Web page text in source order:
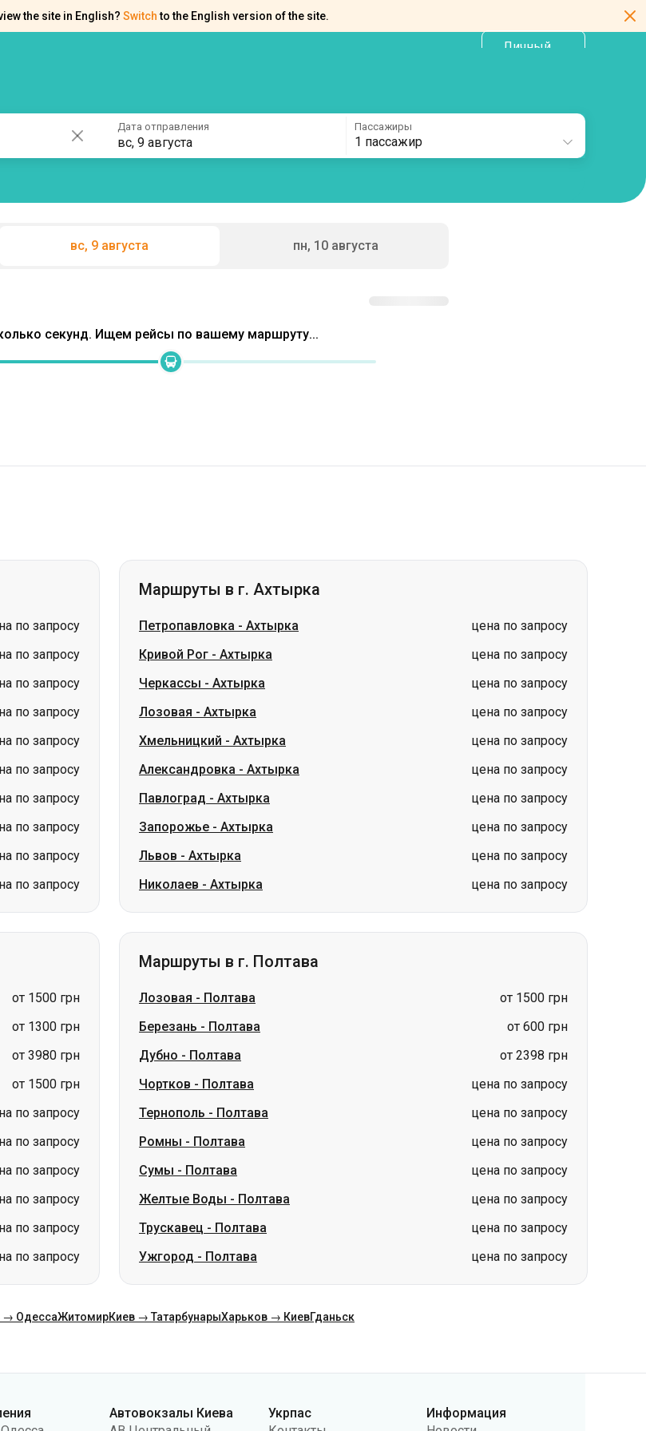
the site in English? Switch to the English version of the site.
Личный
Дата отправления
вс, 9 августа
Пассажиры
1 пассажир
вс, 9 августа пн, 10 августа
по запросу
по запросу
по запросу
по запросу
по запросу
по запросу
по запросу
Черкассы -Ахтырка
Лозовая-Ахтырка
цена по запросу
Хмельницкий-Ахтырка
цена по запросу
Александровка-Ахтырка
цена по запросу
Павлоград-Ахтырка
цена по запросу
Запорожье-Ахтырка
цена по запросу
Львов-Ахтырка
цена по запросу
Николаев-Ахтырка цена по запросу
от 1500 грн
от 1500 грн
по запросу
по запросу
по запросу
по запросу
по запросу
по запросу
Маршруты в г. Полтава
Лозовая-Полтава
от 1500 грн
Дубно-Полтава
Чортков-Полтава
цена по запросу
Тернополь-Полтава
цена по запросу
Ромны-Полтава
цена по запросу
Сумы-Полтава
цена по запросу
Желтые Воды-Полтава
цена по запросу
Трускавец-Полтава
цена по запросу
Ужгород-Полтава цена по запросу
→ ОдессаЖитомир Киев → ТатарбунарыХарьков → Киев
→ Днепр
АС Южная
АС Дарница
Политика
конфиденциальности
Возврат билетов
Карта сайта